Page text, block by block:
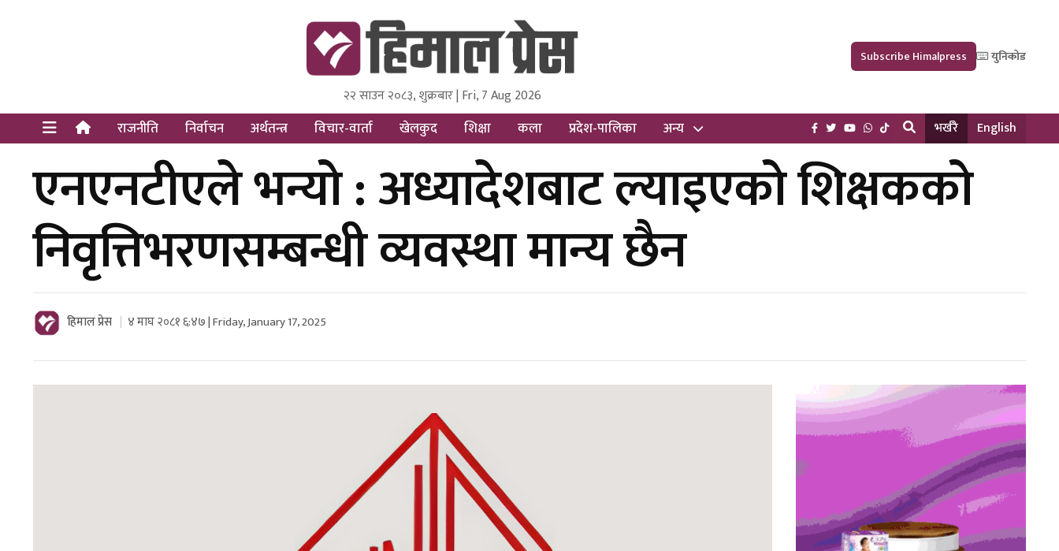
Himal Press
Dot NewsyNepal Media and Research Pvt Ltd.
२२ साउन २०८३, शुक्रबार | Fri, 7 Aug 2026
Subscribe Himalpress युनिकोड
राजनीति निर्वाचन अर्थतन्त्र विचार-वार्ता खेलकुद शिक्षा कला प्रदेश-पालिका अन्य भर्खरै English
एनएनटीएले भन्यो : अध्यादेशबाट ल्याइएको शिक्षकको
निवृत्तिभरणसम्बन्धी व्यवस्था मान्य छैन
हिमाल प्रेस ४ माघ २०८१ ६:४७ | Friday, January 17, 2025